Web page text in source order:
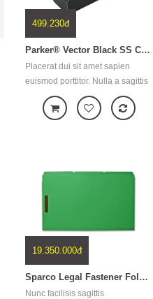
499.230đ
Parker® Vector Black SS Chiseled Roller Ball Pen
Placerat dui sit amet sapien
euismod porttitor. Nulla a sagittis
nunc. Integer id dui odio. Lorem
ipsum dolor sit amet, consectetur
malesuada est. Quisque dui mi,
tincidunt a ve
19.350.000đ
Sparco Legal Fastener Folders
Nunc facilisis sagittis